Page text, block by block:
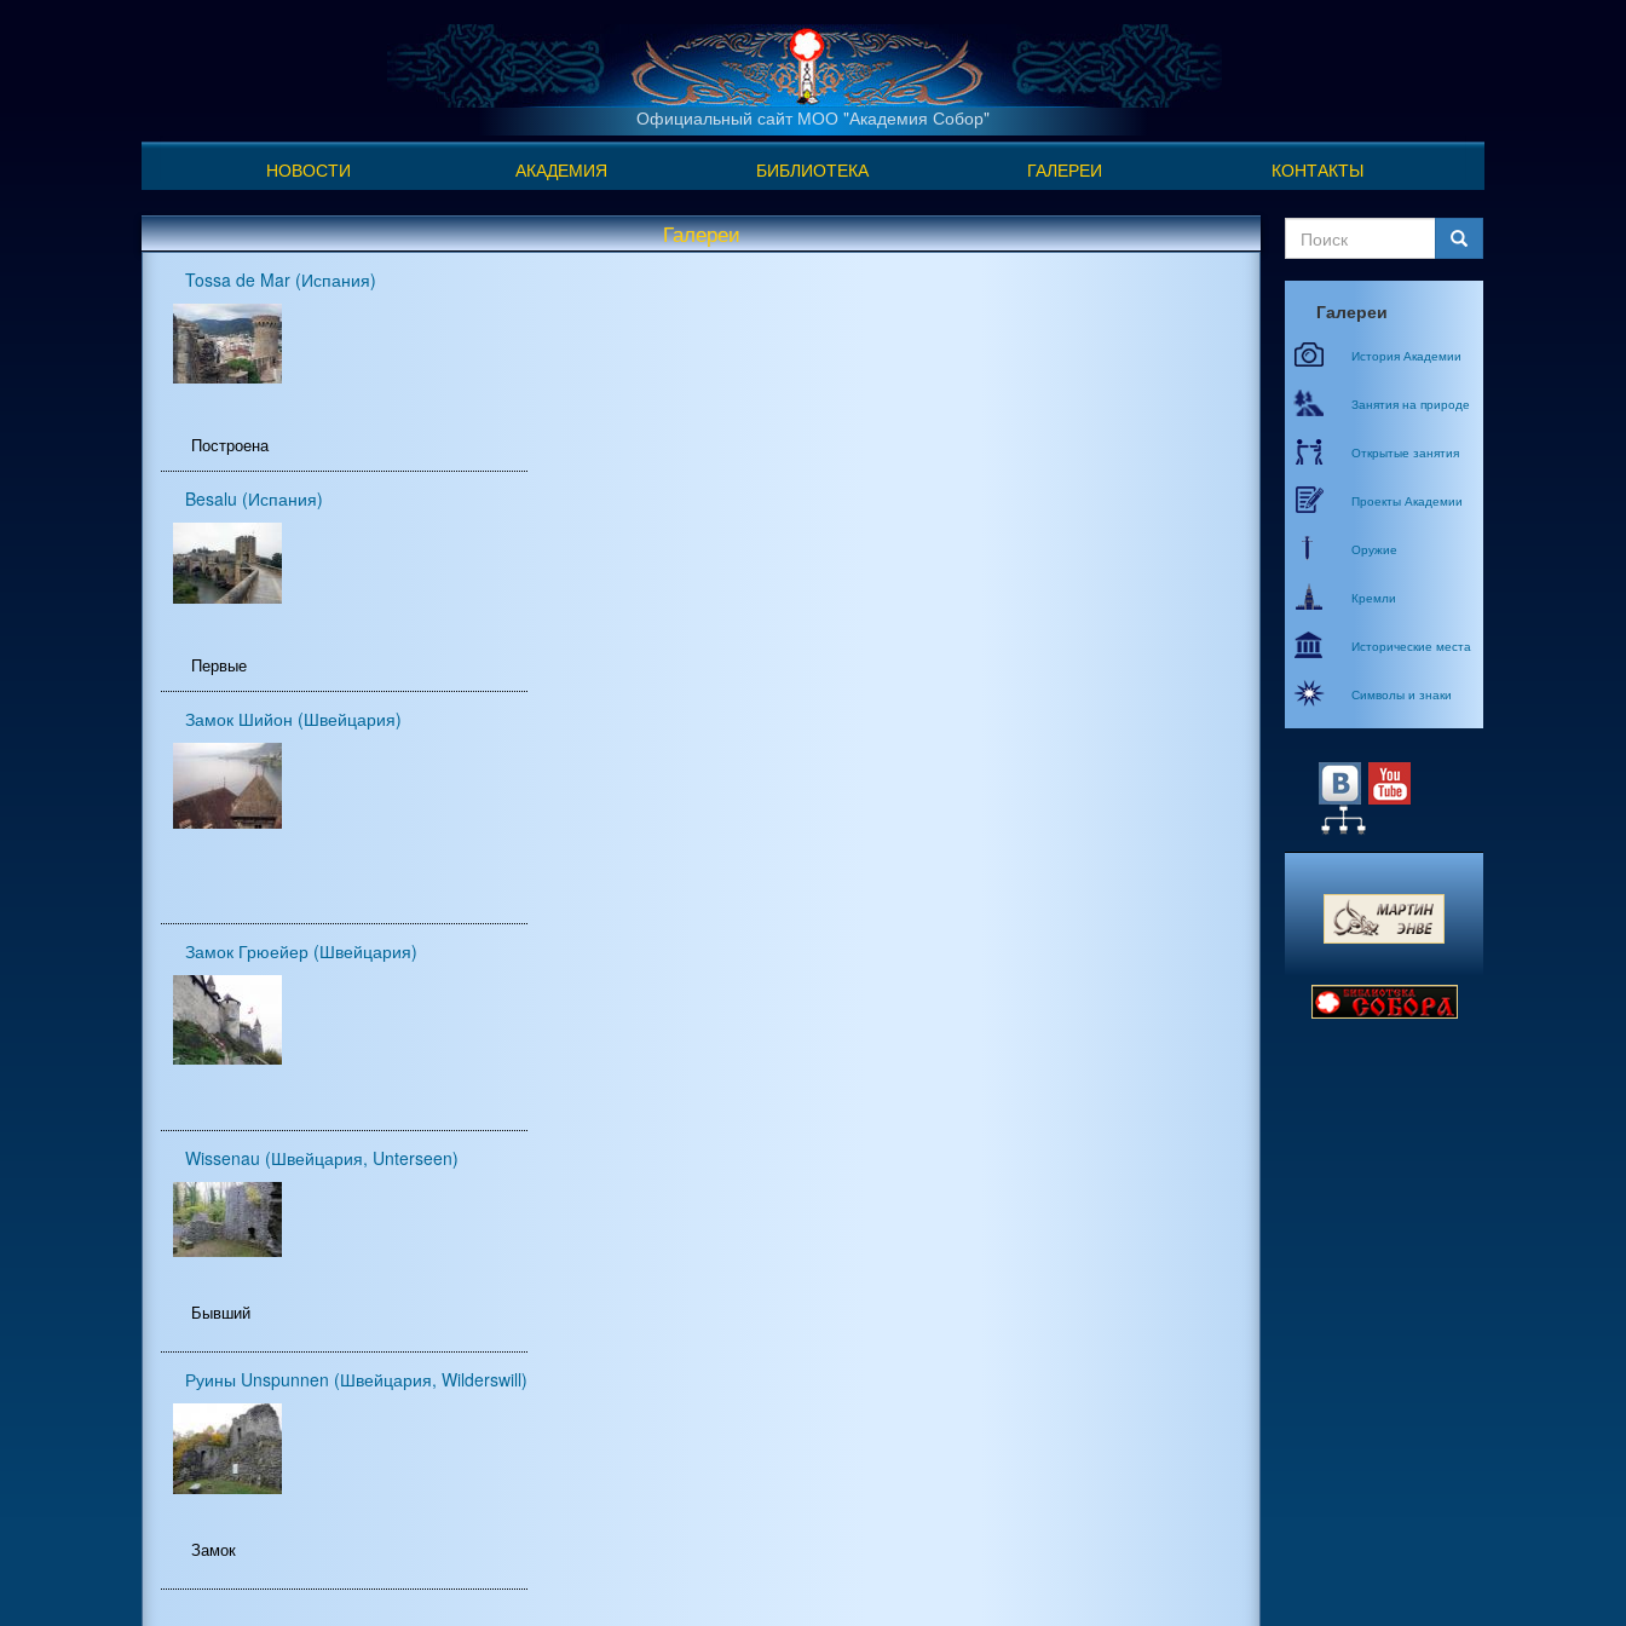
Официальный сайт МОО "Академия Собор"
НОВОСТИ АКАДЕМИЯ БИБЛИОТЕКА ГАЛЕРЕИ КОНТАКТЫ
Галереи
Tossa de Mar (Испания)
Построена
Besalu (Испания)
Первые
Замок Шийон (Швейцария)
Замок Грюейер (Швейцария)
Wissenau (Швейцария, Unterseen)
Бывший
Руины Unspunnen (Швейцария, Wilderswill)
Замок
Форма
поиска
Поиск
Галереи
История Академии
Занятия на природе
Открытые занятия
Проекты Академии
Оружие
Кремли
Исторические места
Символы и знаки